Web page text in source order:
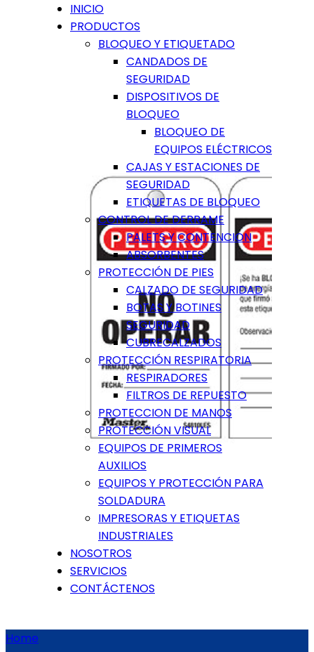
INICIO
PRODUCTOS
BLOQUEO Y ETIQUETADO
CANDADOS DE
SEGURIDAD
DISPOSITIVOS DE
BLOQUEO
BLOQUEO DE
EQUIPOS ELÉCTRICOS
CAJAS Y ESTACIONES DE
SEGURIDAD
ETIQUETAS DE BLOQUEO
CONTROL DE DERRAME
PALETS Y CONTENCION
ABSORBENTES
PROTECCIÓN DE PIES
CALZADO DE SEGURIDAD
BOTAS Y BOTINES
SEGURIDAD
CUBRECALZADOS
PROTECCIÓN RESPIRATORIA
RESPIRADORES
FILTROS DE REPUESTO
PROTECCION DE MANOS
PROTECCIÓN VISUAL
EQUIPOS DE PRIMEROS
AUXILIOS
EQUIPOS Y PROTECCIÓN PARA
SOLDADURA
IMPRESORAS Y ETIQUETAS
INDUSTRIALES
NOSOTROS
SERVICIOS
CONTÁCTENOS
Home